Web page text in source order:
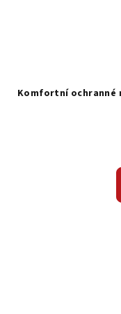
Komfortní ochranné